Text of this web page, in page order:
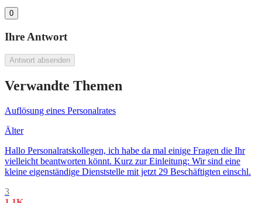
0
Ihre Antwort
Antwort absenden
Verwandte Themen
Auflösung eines Personalrates
Älter
Hallo Personalratskollegen, ich habe da mal einige Fragen die Ihr
vielleicht beantworten könnt. Kurz zur Einleitung: Wir sind eine
kleine eigenständige Dienststelle mit jetzt 29 Beschäftigten einschl.
3